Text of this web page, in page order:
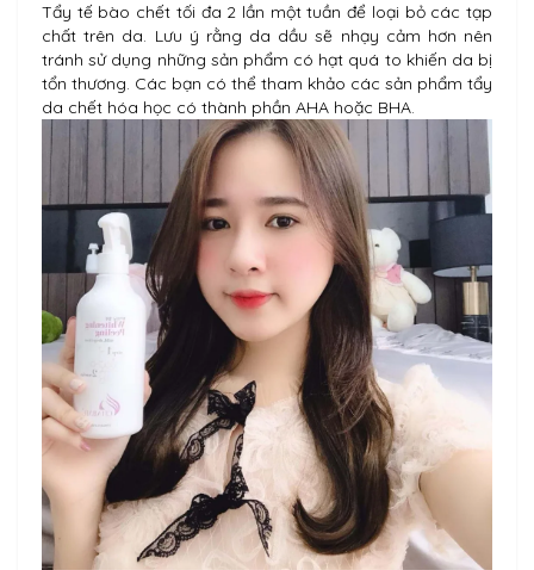
Tẩy tế bào chết tối đa 2 lần một tuần để loại bỏ các tạp
chất trên da. Lưu ý rằng da dầu sẽ nhạy cảm hơn nên
tránh sử dụng những sản phẩm có hạt quá to khiến da bị
tổn thương. Các bạn có thể tham khảo các sản phẩm tẩy
da chết hóa học có thành phần AHA hoặc BHA.